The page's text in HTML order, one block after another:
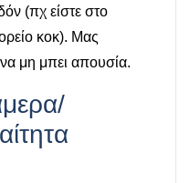
(πχ είστε στο
κοκ). Μας
να μη μπει απουσία.